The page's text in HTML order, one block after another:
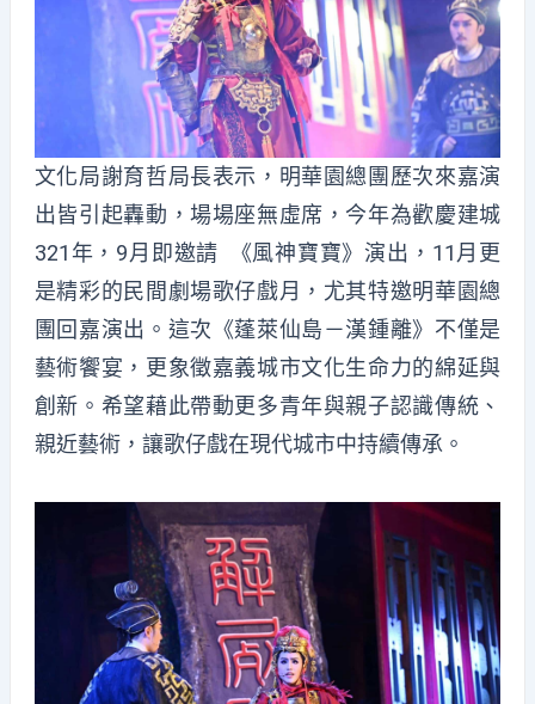
文化局謝育哲局長表示，明華園總團歷次來嘉演
出皆引起轟動，場場座無虛席，今年為歡慶建城
321年，9月即邀請 《風神寶寶》演出，11月更
是精彩的民間劇場歌仔戲月，尤其特邀明華園總
團回嘉演出。這次《蓬萊仙島－漢鍾離》不僅是
藝術饗宴，更象徵嘉義城市文化生命力的綿延與
創新。希望藉此帶動更多青年與親子認識傳統、
親近藝術，讓歌仔戲在現代城市中持續傳承。